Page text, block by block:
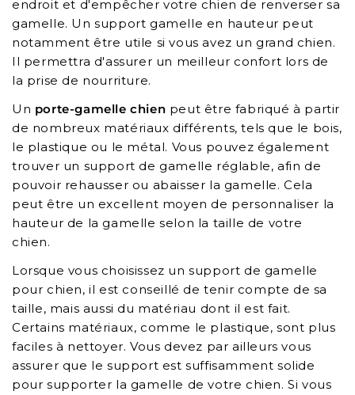
endroit et d'empêcher votre chien de renverser sa
gamelle. Un support gamelle en hauteur peut
notamment être utile si vous avez un grand chien.
Il permettra d'assurer un meilleur confort lors de
la prise de nourriture.
Un porte-gamelle chien peut être fabriqué à partir
de nombreux matériaux différents, tels que le bois,
le plastique ou le métal. Vous pouvez également
trouver un support de gamelle réglable, afin de
pouvoir rehausser ou abaisser la gamelle. Cela
peut être un excellent moyen de personnaliser la
hauteur de la gamelle selon la taille de votre
chien.
Lorsque vous choisissez un support de gamelle
pour chien, il est conseillé de tenir compte de sa
taille, mais aussi du matériau dont il est fait.
Certains matériaux, comme le plastique, sont plus
faciles à nettoyer. Vous devez par ailleurs vous
assurer que le support est suffisamment solide
pour supporter la gamelle de votre chien. Si vous